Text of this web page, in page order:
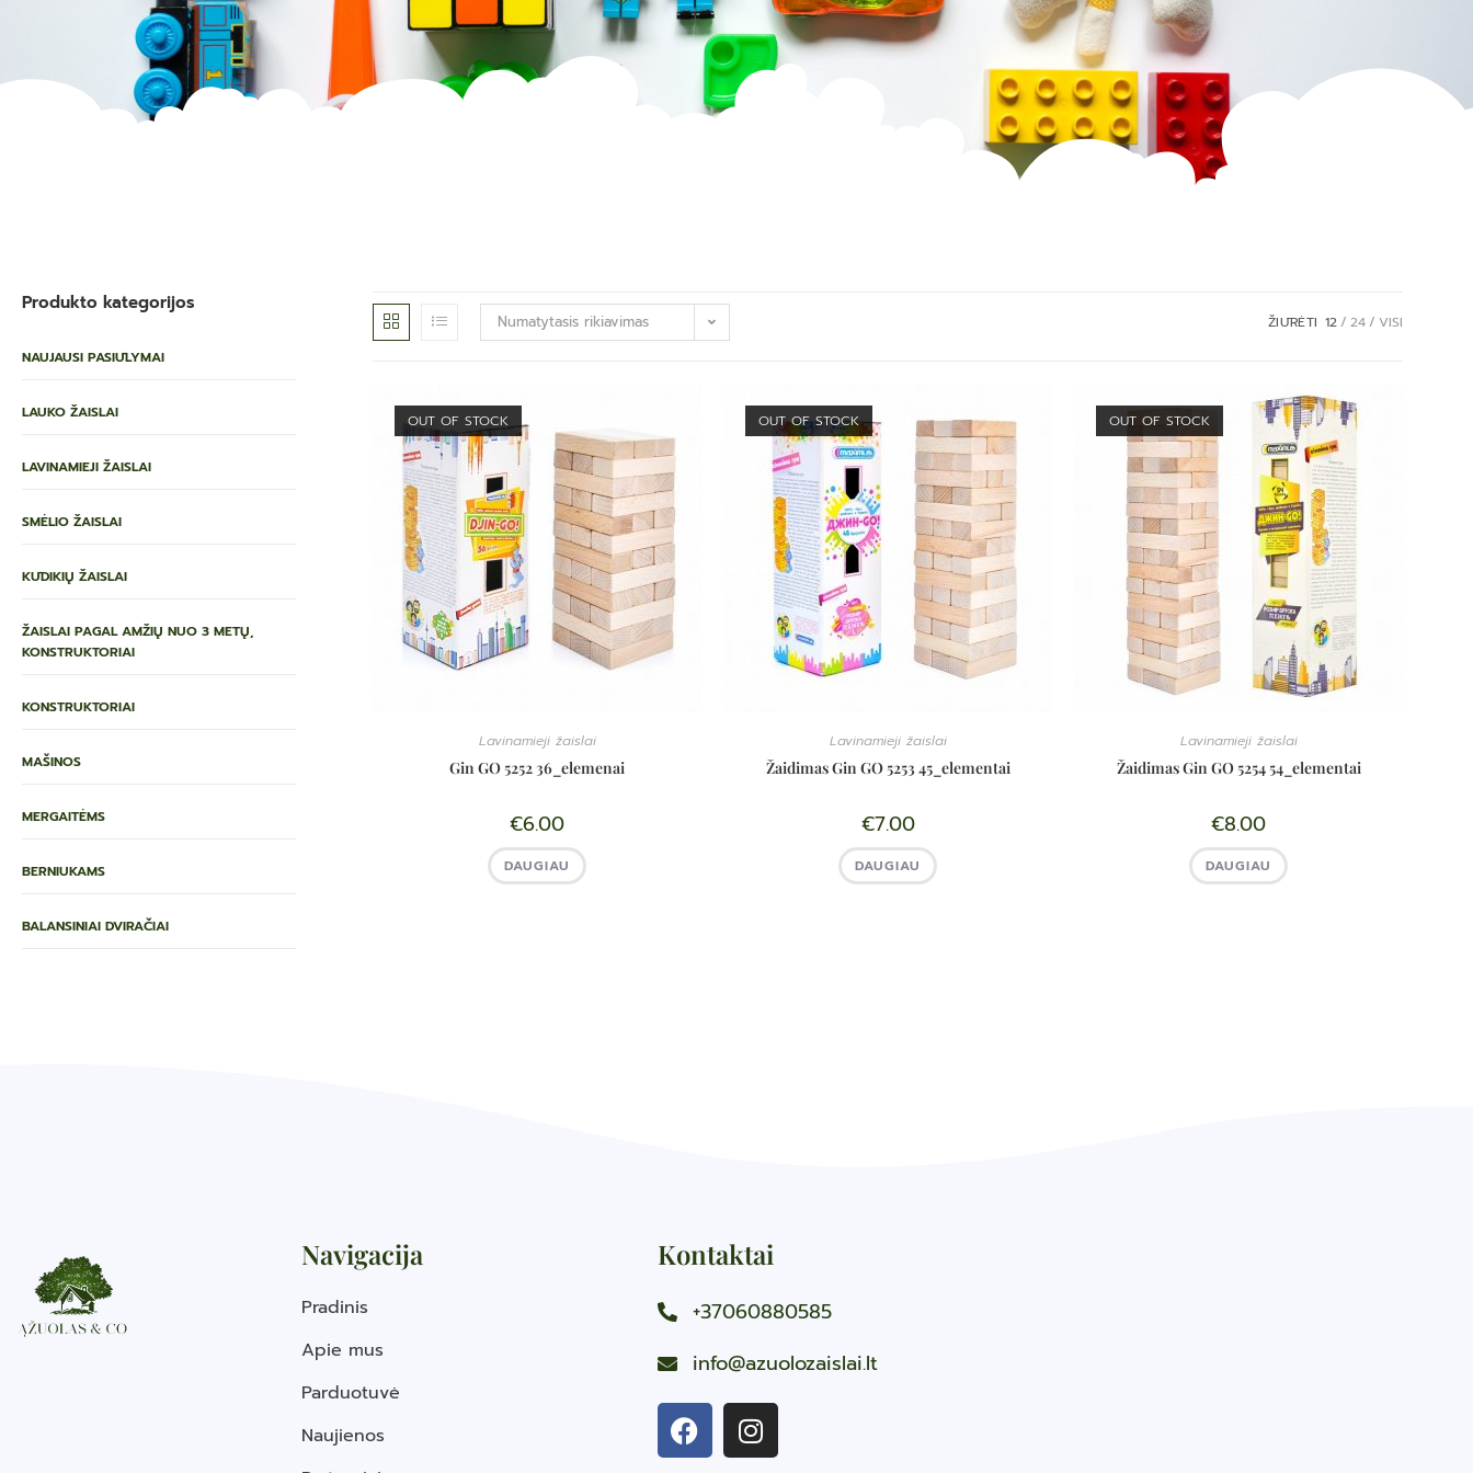
Produkto kategorijos
NAUJAUSI PASIŪLYMAI
LAUKO ŽAISLAI
LAVINAMIEJI ŽAISLAI
SMĖLIO ŽAISLAI
KŪDIKIŲ ŽAISLAI
ŽAISLAI PAGAL AMŽIŲ NUO 3 METŲ,
KONSTRUKTORIAI
KONSTRUKTORIAI
MAŠINOS
MERGAITĖMS
BERNIUKAMS
BALANSINIAI DVIRAČIAI
Numatytasis rikiavimas ŽIŪRĖTI 12 24 VISI
OUT OF STOCK
Lavinamieji žaislai
Gin GO 5252 36_elemenai
€6.00
DAUGIAU
OUT OF STOCK
Lavinamieji žaislai
Žaidimas Gin GO 5253 45_elementai
€7.00
DAUGIAU
OUT OF STOCK
Lavinamieji žaislai
Žaidimas Gin GO 5254 54_elementai
€8.00
DAUGIAU
Navigacija
Pradinis
Apie mus
Parduotuvė
Naujienos
Kontaktai
+37060880585
info@azuolozaislai.lt